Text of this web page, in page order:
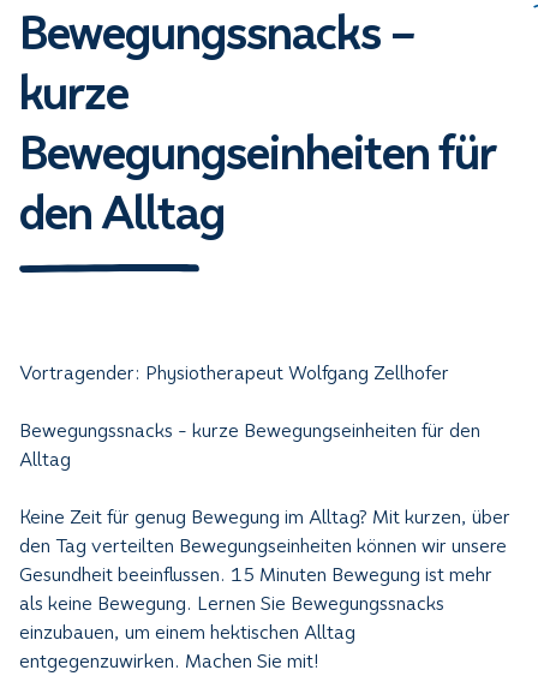
Bewegungssnacks –
kurze
Bewegungseinheiten für
den Alltag
Vortragender: Physiotherapeut Wolfgang Zellhofer
Bewegungssnacks - kurze Bewegungseinheiten für den
Alltag
Keine Zeit für genug Bewegung im Alltag? Mit kurzen, über
den Tag verteilten Bewegungseinheiten können wir unsere
Gesundheit beeinflussen. 15 Minuten Bewegung ist mehr
als keine Bewegung. Lernen Sie Bewegungssnacks
einzubauen, um einem hektischen Alltag
entgegenzuwirken. Machen Sie mit!